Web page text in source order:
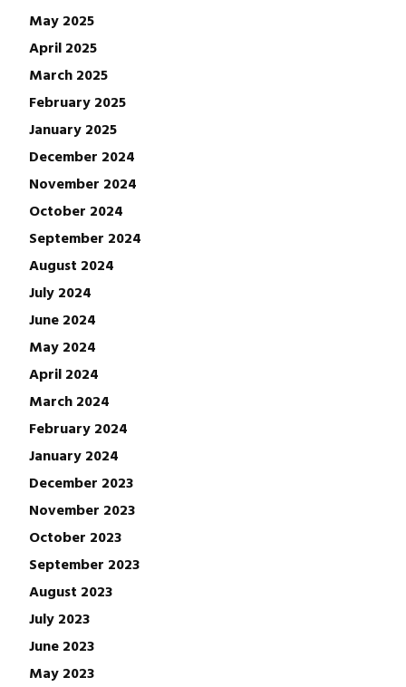
May 2025
April 2025
March 2025
February 2025
January 2025
December 2024
November 2024
October 2024
September 2024
August 2024
July 2024
June 2024
May 2024
April 2024
March 2024
February 2024
January 2024
December 2023
November 2023
October 2023
September 2023
August 2023
July 2023
June 2023
May 2023